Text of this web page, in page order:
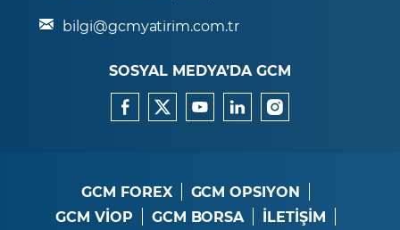
bilgi@gcmyatirim.com.tr
SOSYAL MEDYA’DA GCM
GCM FOREX
GCM OPSIYON
GCM VİOP
GCM BORSA
İLETİŞİM